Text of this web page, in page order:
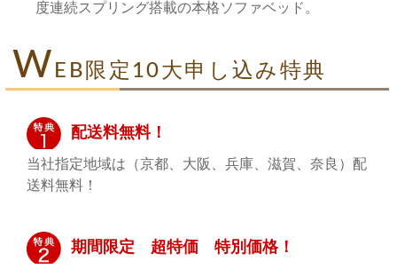
度連続スプリング搭載の本格ソファベッド。
W EB限定10大申し込み特典
配送料無料！
当社指定地域は（京都、大阪、兵庫、滋賀、奈良）配
送料無料！
期間限定 超特価 特別価格！